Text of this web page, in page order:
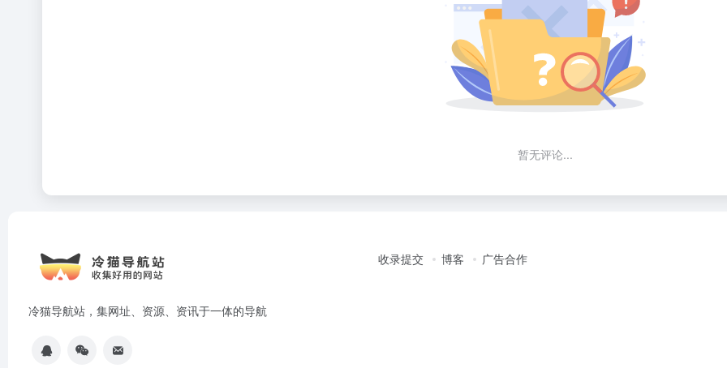
暂无评论...
冷猫导航站，集网址、资源、资讯于一体的导航
收录提交 博客 广告合作